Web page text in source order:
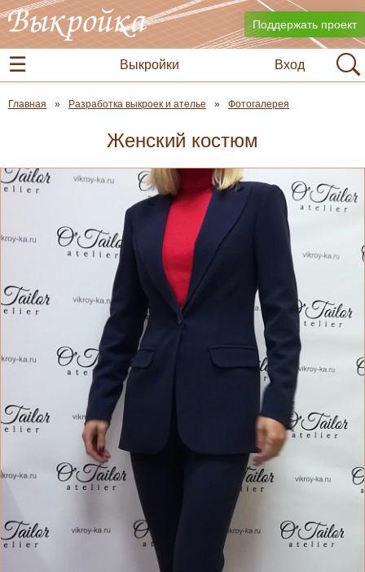
Поддержать проект
Вход
Выкройки
Главная Разработка выкроек и ателье Фотогалерея
Женский костюм